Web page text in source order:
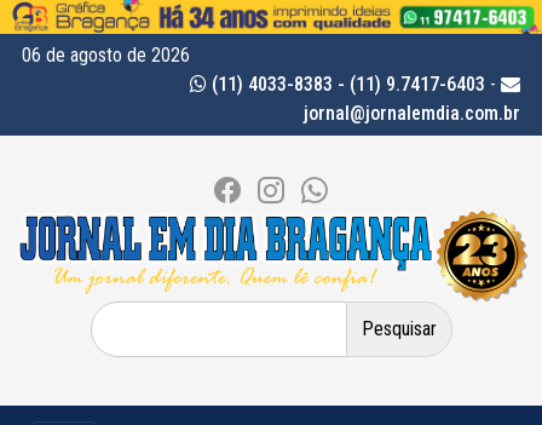
06 de agosto de 2026
(11) 4033-8383 - (11) 9.7417-6403 -
jornal@jornalemdia.com.br
Pesquisar
por: